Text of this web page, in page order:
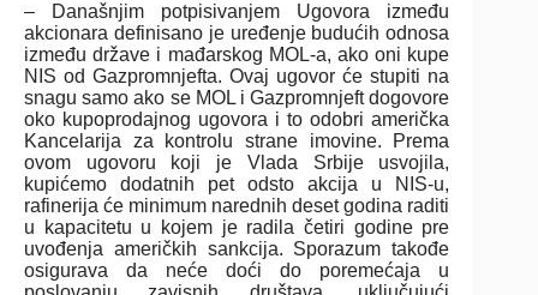
– Današnjim potpisivanjem Ugovora između
akcionara definisano je uređenje budućih odnosa
između države i mađarskog MOL-a, ako oni kupe
NIS od Gazpromnjefta. Ovaj ugovor će stupiti na
snagu samo ako se MOL i Gazpromnjeft dogovore
oko kupoprodajnog ugovora i to odobri američka
Kancelarija za kontrolu strane imovine. Prema
ovom ugovoru koji je Vlada Srbije usvojila,
kupićemo dodatnih pet odsto akcija u NIS-u,
rafinerija će minimum narednih deset godina raditi
u kapacitetu u kojem je radila četiri godine pre
uvođenja američkih sankcija. Sporazum takođe
osigurava da neće doći do poremećaja u